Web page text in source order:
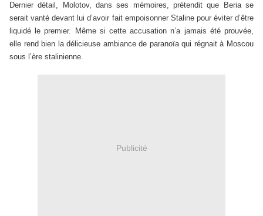
Dernier détail, Molotov, dans ses mémoires, prétendit que Beria se
serait vanté devant lui d’avoir fait empoisonner Staline pour éviter d’être
liquidé le premier. Même si cette accusation n’a jamais été prouvée,
elle rend bien la délicieuse ambiance de paranoïa qui régnait à Moscou
sous l’ère stalinienne.
Publicité